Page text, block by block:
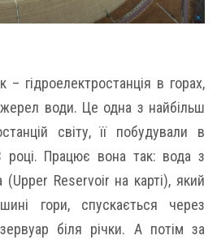
гідроелектростанція в горах,
води. Це одна з найбільш
світу, її побудували в
році. Працює вона так: вода з
(Upper Reservoir на карті), який
гори, спускається через
біля річки. А потім за